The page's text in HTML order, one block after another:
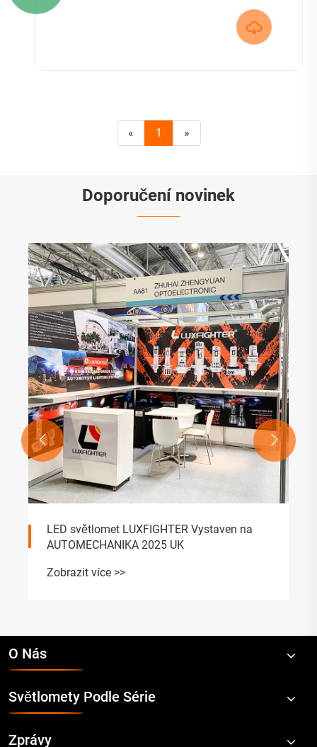

« 1 »
Doporučení novinek
LED světlomet LUXFIGHTER Vystaven na
AUTOMECHANIKA 2025 UK
Zobrazit více >>
 
O Nás
Světlomety Podle Série
Zprávy